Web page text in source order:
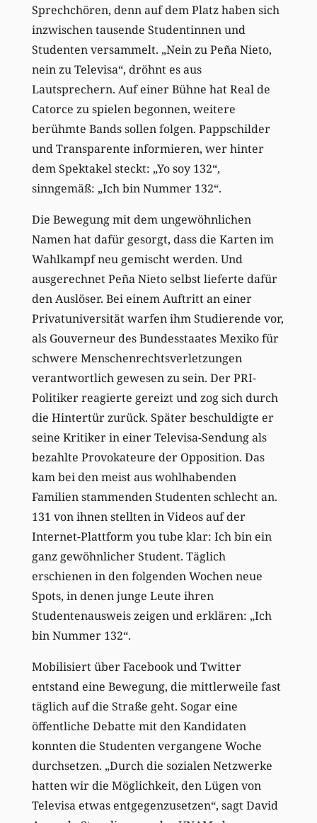
Sprechchören, denn auf dem Platz haben sich
inzwischen tausende Studentinnen und
Studenten versammelt. „Nein zu Peña Nieto,
nein zu Televisa“, dröhnt es aus
Lautsprechern. Auf einer Bühne hat Real de
Catorce zu spielen begonnen, weitere
berühmte Bands sollen folgen. Pappschilder
und Transparente informieren, wer hinter
dem Spektakel steckt: „Yo soy 132“,
sinngemäß: „Ich bin Nummer 132“.
Die Bewegung mit dem ungewöhnlichen
Namen hat dafür gesorgt, dass die Karten im
Wahlkampf neu gemischt werden. Und
ausgerechnet Peña Nieto selbst lieferte dafür
den Auslöser. Bei einem Auftritt an einer
Privatuniversität warfen ihm Studierende vor,
als Gouverneur des Bundesstaates Mexiko für
schwere Menschenrechtsverletzungen
verantwortlich gewesen zu sein. Der PRI-
Politiker reagierte gereizt und zog sich durch
die Hintertür zurück. Später beschuldigte er
seine Kritiker in einer Televisa-Sendung als
bezahlte Provokateure der Opposition. Das
kam bei den meist aus wohlhabenden
Familien stammenden Studenten schlecht an.
131 von ihnen stellten in Videos auf der
Internet-Plattform you tube klar: Ich bin ein
ganz gewöhnlicher Student. Täglich
erschienen in den folgenden Wochen neue
Spots, in denen junge Leute ihren
Studentenausweis zeigen und erklären: „Ich
bin Nummer 132“.
Mobilisiert über Facebook und Twitter
entstand eine Bewegung, die mittlerweile fast
täglich auf die Straße geht. Sogar eine
öffentliche Debatte mit den Kandidaten
konnten die Studenten vergangene Woche
durchsetzen. „Durch die sozialen Netzwerke
hatten wir die Möglichkeit, den Lügen von
Televisa etwas entgegenzusetzen“, sagt David